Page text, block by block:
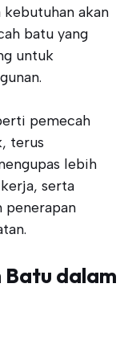
kebutuhan akan
batu yang
untuk
pemecah
terus
lebih
serta
penerapan
Batu dalam